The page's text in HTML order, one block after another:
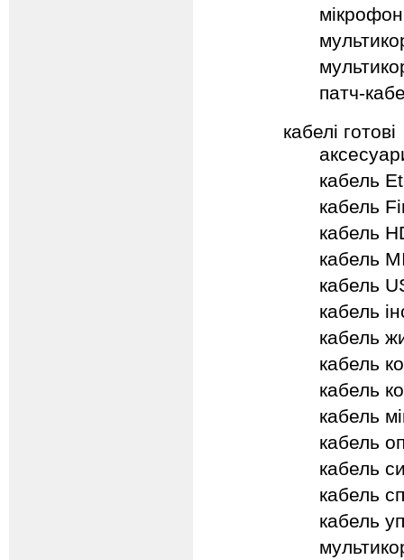
патч-
кабелі готові
кабель
кабель
кабель
кабель
кабель
кабель
кабель
кабель
кабель
кабель
кабель
кабель
кабель
кабель